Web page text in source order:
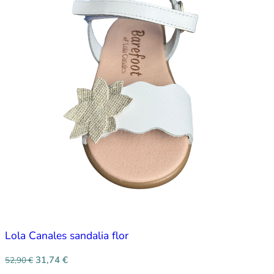
Lola Canales sandalia flor
52,90€ 31,74 €